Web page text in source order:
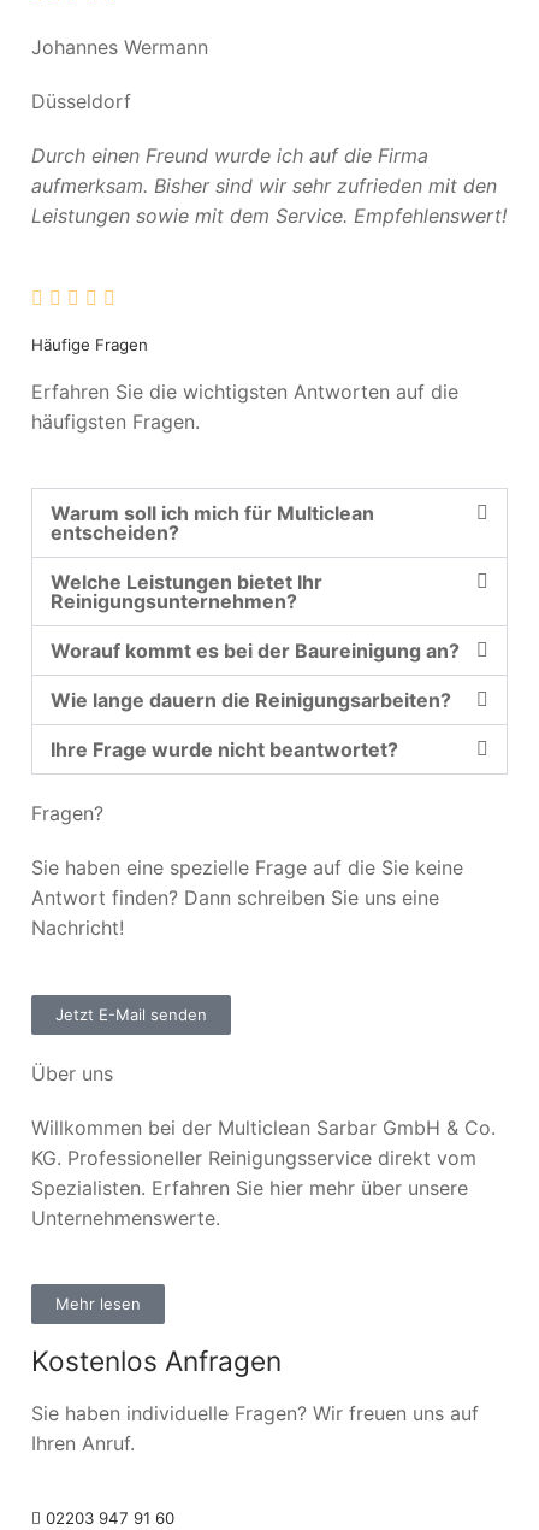
Johannes Wermann
Düsseldorf
Durch einen Freund wurde ich auf die Firma
aufmerksam. Bisher sind wir sehr zufrieden mit den
Leistungen sowie mit dem Service. Empfehlenswert!
Häufige Fragen
Erfahren Sie die wichtigsten Antworten auf die
häufigsten Fragen.
Warum soll ich mich für Multiclean
entscheiden?
Welche Leistungen bietet Ihr
Reinigungsunternehmen?
Worauf kommt es bei der Baureinigung an?
Wie lange dauern die Reinigungsarbeiten?
Ihre Frage wurde nicht beantwortet?
Fragen?
Sie haben eine spezielle Frage auf die Sie keine
Antwort finden? Dann schreiben Sie uns eine
Nachricht!
Jetzt E-Mail senden
Über uns
Willkommen bei der Multiclean Sarbar GmbH & Co.
KG. Professioneller Reinigungsservice direkt vom
Spezialisten. Erfahren Sie hier mehr über unsere
Unternehmenswerte.
Mehr lesen
Kostenlos Anfragen
Sie haben individuelle Fragen? Wir freuen uns auf
Ihren Anruf.
02203 947 91 60